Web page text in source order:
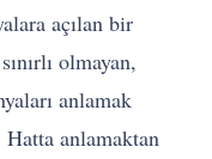
açılan bir
olmayan,
anlamak
Hatta anlamaktan